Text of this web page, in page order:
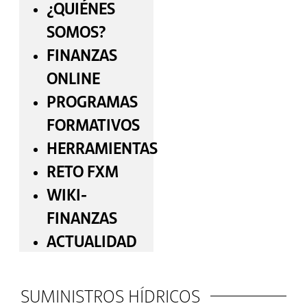
¿QUIÉNES
SOMOS?
FINANZAS
ONLINE
PROGRAMAS
FORMATIVOS
HERRAMIENTAS
RETO FXM
WIKI-
FINANZAS
ACTUALIDAD
SUMINISTROS HÍDRICOS